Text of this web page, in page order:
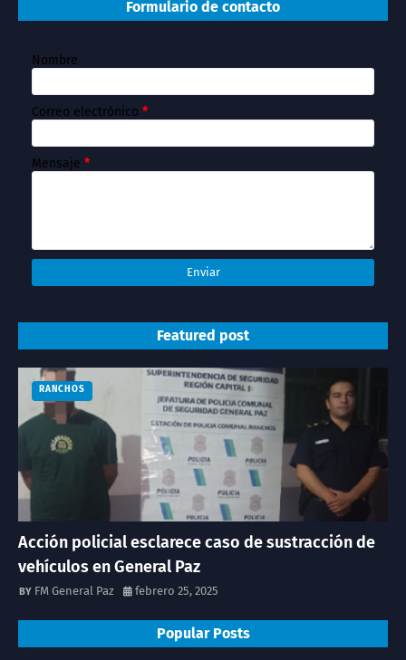
Formulario de contacto
Nombre
Correo electrónico *
Mensaje *
Featured post
RANCHOS
Acción policial esclarece caso de sustracción de
vehículos en General Paz
FM General Paz febrero 25, 2025
Popular Posts